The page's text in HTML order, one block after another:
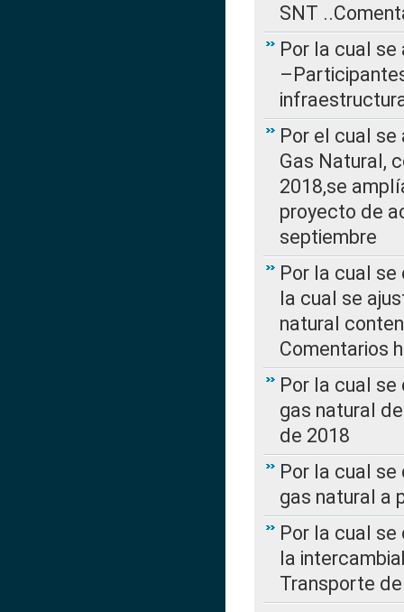
SNT
Por la cual se
Por el cual
Gas Natural,
2018,se
proyecto de
septiembre
Por la cual se
la cual se
natural
Comentarios
Por la cual
gas natural
de 2018
Por la cual
gas natural a
Por la cual
la
Transporte